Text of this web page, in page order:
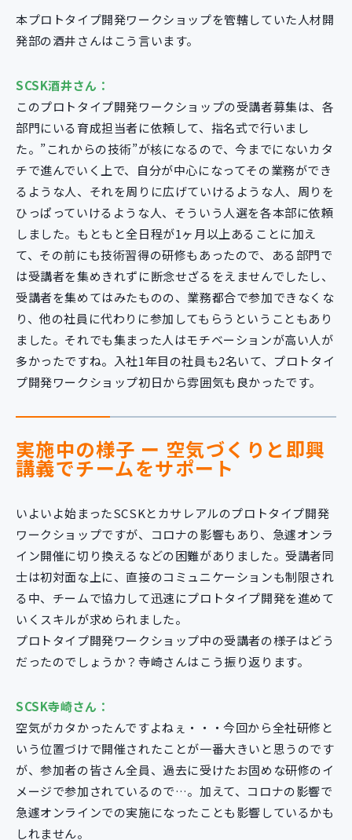
本プロトタイプ開発ワークショップを管轄していた人材開
発部の酒井さんはこう言います。
SCSK酒井さん：
このプロトタイプ開発ワークショップの受講者募集は、各
部門にいる育成担当者に依頼して、指名式で行いまし
た。”これからの技術”が核になるので、今までにないカタ
チで進んでいく上で、自分が中心になってその業務ができ
るような人、それを周りに広げていけるような人、周りを
ひっぱっていけるような人、そういう人選を各本部に依頼
しました。もともと全日程が1ヶ月以上あることに加え
て、その前にも技術習得の研修もあったので、ある部門で
は受講者を集めきれずに断念せざるをえませんでしたし、
受講者を集めてはみたものの、業務都合で参加できなくな
り、他の社員に代わりに参加してもらうということもあり
ました。それでも集まった人はモチベーションが高い人が
多かったですね。入社1年目の社員も2名いて、プロトタイ
プ開発ワークショップ初日から雰囲気も良かったです。
実施中の様子 ー 空気づくりと即興
講義でチームをサポート
いよいよ始まったSCSKとカサレアルのプロトタイプ開発
ワークショップですが、コロナの影響もあり、急遽オンラ
イン開催に切り換えるなどの困難がありました。受講者同
士は初対面な上に、直接のコミュニケーションも制限され
る中、チームで協力して迅速にプロトタイプ開発を進めて
いくスキルが求められました。
プロトタイプ開発ワークショップ中の受講者の様子はどう
だったのでしょうか？寺崎さんはこう振り返ります。
SCSK寺崎さん：
空気がカタかったんですよねぇ・・・今回から全社研修と
いう位置づけで開催されたことが一番大きいと思うのです
が、参加者の皆さん全員、過去に受けたお固めな研修のイ
メージで参加されているので…。加えて、コロナの影響で
急遽オンラインでの実施になったことも影響しているかも
しれません。